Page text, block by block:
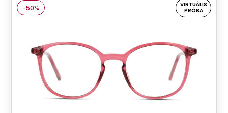
-50%
VIRTUÁLIS
PRÓBA